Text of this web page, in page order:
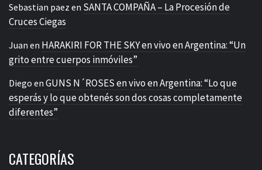
Sebastian paez en SANTA COMPAÑA – La Procesión de
Cruces Ciegas
Juan en HARAKIRI FOR THE SKY en vivo en Argentina: “Un
grito entre cuerpos inmóviles”
Diego en GUNS N´ROSES en vivo en Argentina: “Lo que
esperás y lo que obtenés son dos cosas completamente
diferentes”
CATEGORÍAS